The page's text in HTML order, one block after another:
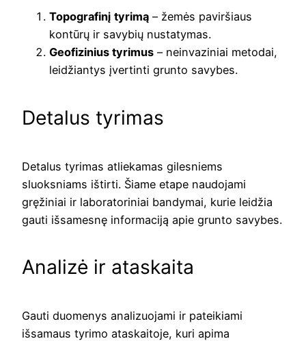
Topografinį tyrimą – žemės paviršiaus
kontūrų ir savybių nustatymas.
Geofizinius tyrimus – neinvaziniai metodai,
leidžiantys įvertinti grunto savybes.
Detalus tyrimas
Detalus tyrimas atliekamas gilesniems
sluoksniams ištirti. Šiame etape naudojami
gręžiniai ir laboratoriniai bandymai, kurie leidžia
gauti išsamesnę informaciją apie grunto savybes.
Analizė ir ataskaita
Gauti duomenys analizuojami ir pateikiami
išsamaus tyrimo ataskaitoje, kuri apima